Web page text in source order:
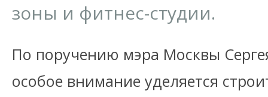
зоны и фитнес-студии.
По поручению мэра Москвы
особое внимание уделяется